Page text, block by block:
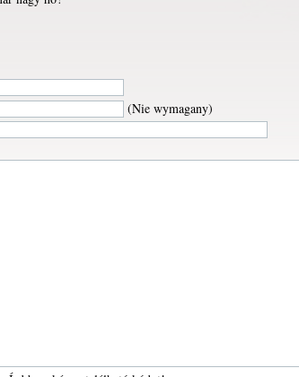
(Nie wymagany)